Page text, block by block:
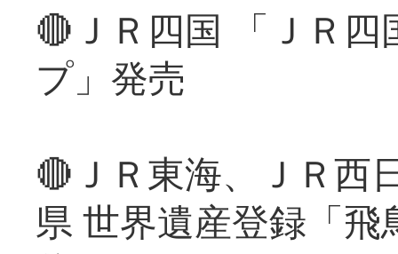
🔴ＪＲ四国 「ＪＲ
プ」発売
🔴ＪＲ東海、ＪＲ西
県 世界遺産登録「